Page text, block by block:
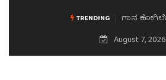
TRENDING
ಗಾನ ಕೋಗಿಲೆಗೆ ನಮನ
August 7, 2026